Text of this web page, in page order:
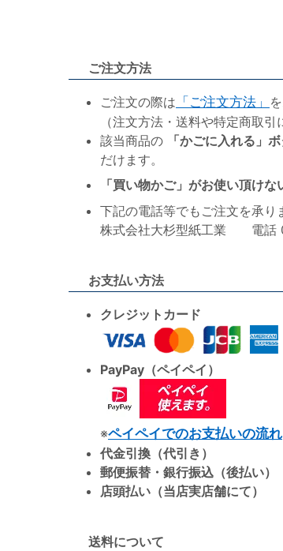
ご注文方法
ご注文の際は 「ご注文方法」
（注文方法・送料や特定商取
該当商品の
「かごに入れる」
だけます。
「買い物かご」がお使い頂けな
下記の電話等でもご注文を承り
株式会社大杉型紙工業 電話
お支払い方法
クレジットカード
PayPay（ペイペイ）
※ペイペイでのお支払いの流れ
代金引換（代引き）
郵便振替・銀行振込（後払い）
店頭払い（当店実店舗にて）
送料について